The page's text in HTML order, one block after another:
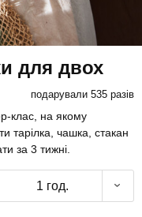
для двох
подарували 535 разів
клас, на якому
тарілка, чашка, стакан
за 3 тижні.
1 год.